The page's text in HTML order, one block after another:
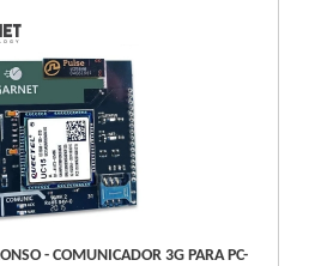
- COMUNICADOR 3G PARA PC-